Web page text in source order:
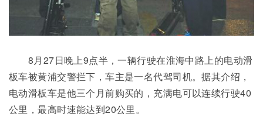
8月27日晚上9点半，一辆行驶在淮海中路上的电动滑
板车被黄浦交警拦下，车主是一名代驾司机。据其介绍，
电动滑板车是他三个月前购买的，充满电可以连续行驶40
公里，最高时速能达到20公里。